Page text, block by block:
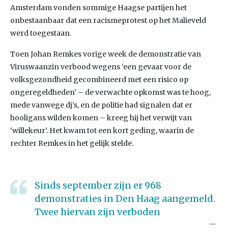
Amsterdam vonden sommige Haagse partijen het
onbestaanbaar dat een racismeprotest op het Malieveld
werd toegestaan.
Toen Johan Remkes vorige week de demonstratie van
Viruswaanzin verbood wegens ‘een gevaar voor de
volksgezondheid gecombineerd met een risico op
ongeregeldheden’ – de verwachte opkomst was te hoog,
mede vanwege dj’s, en de politie had signalen dat er
hooligans wilden komen – kreeg hij het verwijt van
‘willekeur’. Het kwam tot een kort geding, waarin de
rechter Remkes in het gelijk stelde.
Sinds september zijn er 968
demonstraties in Den Haag aangemeld.
Twee hiervan zijn verboden